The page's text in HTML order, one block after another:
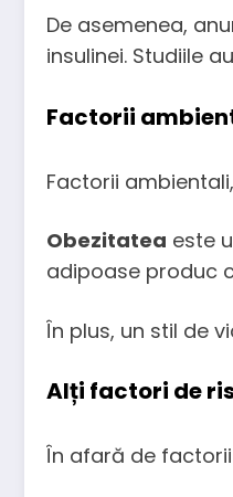
De asemenea,
insulinei. Studiile
Factorii
Factorii
Obezitatea este
adipoase produc
În plus, un stil de
Alți factori de
În afară de